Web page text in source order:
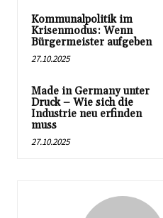
Kommunalpolitik im
Krisenmodus: Wenn
Bürgermeister aufgeben
27.10.2025
Made in Germany unter
Druck – Wie sich die
Industrie neu erfinden
muss
27.10.2025